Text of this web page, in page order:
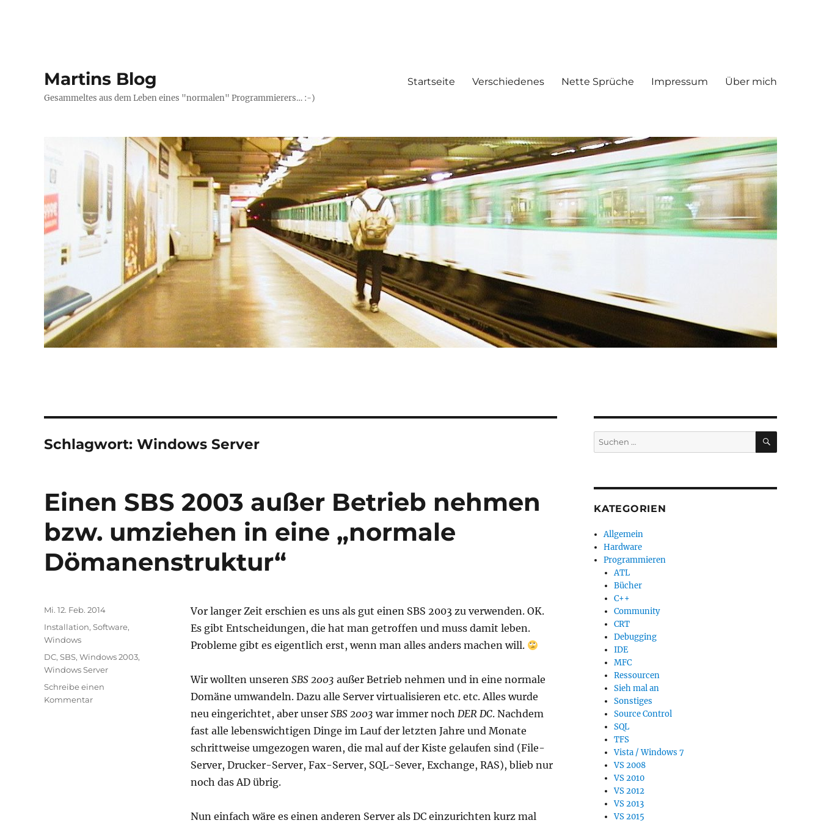
Martins Blog
Gesammeltes aus dem Leben eines "normalen" Programmierers… :-)
Startseite Verschiedenes Nette Sprüche Impressum Über mich
Schlagwort: Windows Server
Einen SBS 2003 außer Betrieb nehmen
bzw. umziehen in eine „normale
Dömanenstruktur“
Vor langer Zeit erschien es uns als gut einen SBS 2003 zu verwenden. OK.
Es gibt Entscheidungen, die hat man getroffen und muss damit leben.
Probleme gibt es eigentlich erst, wenn man alles anders machen will.
Wir wollten unseren SBS 2003 außer Betrieb nehmen und in eine normale
Domäne umwandeln. Dazu alle Server virtualisieren etc. etc. Alles wurde
neu eingerichtet, aber unser SBS 2003 war immer noch DER DC. Nachdem
fast alle lebenswichtigen Dinge im Lauf der letzten Jahre und Monate
schrittweise umgezogen waren, die mal auf der Kiste gelaufen sind (File-
Server, Drucker-Server, Fax-Server, SQL-Sever, Exchange, RAS), blieb nur
noch das AD übrig.
Nun einfach wäre es einen anderen Server als DC einzurichten kurz mal
Veröffentlicht
Mi. 12. Feb. 2014
Kategorien
Installation, Software,
Windows
Schlagwörter
DC, SBS, Windows 2003,
Windows Server
Schreibe einen
Kommentarzu
Suchen
nach:
SUCHEN
KATEGORIEN
Allgemein
Hardware
Programmieren
ATL
Bücher
C++
Community
CRT
Debugging
IDE
MFC
Ressourcen
Sieh mal an
Sonstiges
Source Control
SQL
TFS
Vista / Windows 7
VS 2008
VS 2010
VS 2012
VS 2013
VS 2015